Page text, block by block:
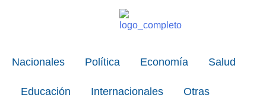
Nacionales Política Economía Salud
Educación Internacionales Otras